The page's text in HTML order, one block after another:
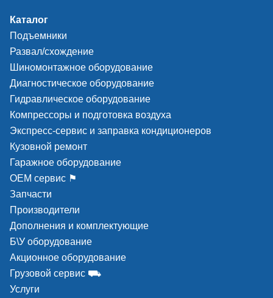
Каталог
Подъемники
Развал/схождение
Шиномонтажное оборудование
Диагностическое оборудование
Гидравлическое оборудование
Компрессоры и подготовка воздуха
Экспресс-сервис и заправка кондиционеров
Кузовной ремонт
Гаражное оборудование
ОЕМ сервис ⚑
Запчасти
Производители
Дополнения и комплектующие
Б\У оборудование
Акционное оборудование
Грузовой сервис ⛟
Услуги